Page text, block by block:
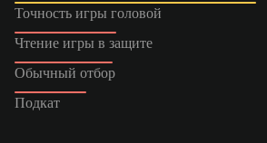
Точность игры головой
Чтение игры в защите
Обычный отбор
Подкат